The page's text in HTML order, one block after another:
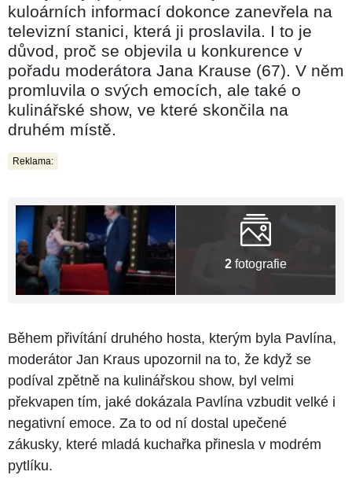
kuloárních informací dokonce zanevřela na
televizní stanici, která ji proslavila. I to je
důvod, proč se objevila u konkurence v
pořadu moderátora Jana Krause (67). V něm
promluvila o svých emocích, ale také o
kulinářské show, ve které skončila na
druhém místě.
Reklama:
2 fotografie
Během přivítání druhého hosta, kterým byla Pavlína,
moderátor Jan Kraus upozornil na to, že když se
podíval zpětně na kulinářskou show, byl velmi
překvapen tím, jaké dokázala Pavlína vzbudit velké i
negativní emoce. Za to od ní dostal upečené
zákusky, které mladá kuchařka přinesla v modrém
pytlíku.